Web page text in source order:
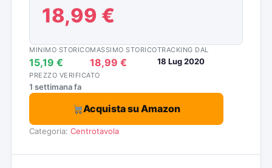
18,99 €
MINIMO STORICO
15,19 €
MASSIMO STORICO
18,99 €
TRACKING DAL
18 Lug 2020
PREZZO VERIFICATO
1 settimana fa
Acquista su Amazon
Categoria: Centrotavola